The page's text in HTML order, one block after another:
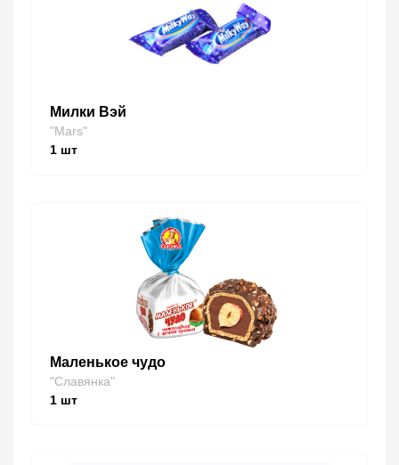
Милки Вэй
"Mars"
1 шт
Маленькое чудо
"Славянка"
1 шт